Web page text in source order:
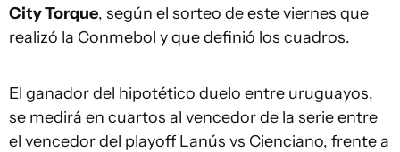
City Torque, según el sorteo de este viernes que
realizó la Conmebol y que definió los cuadros.
El ganador del hipotético duelo entre uruguayos,
se medirá en cuartos al vencedor de la serie entre
el vencedor del playoff Lanús vs Cienciano, frente a